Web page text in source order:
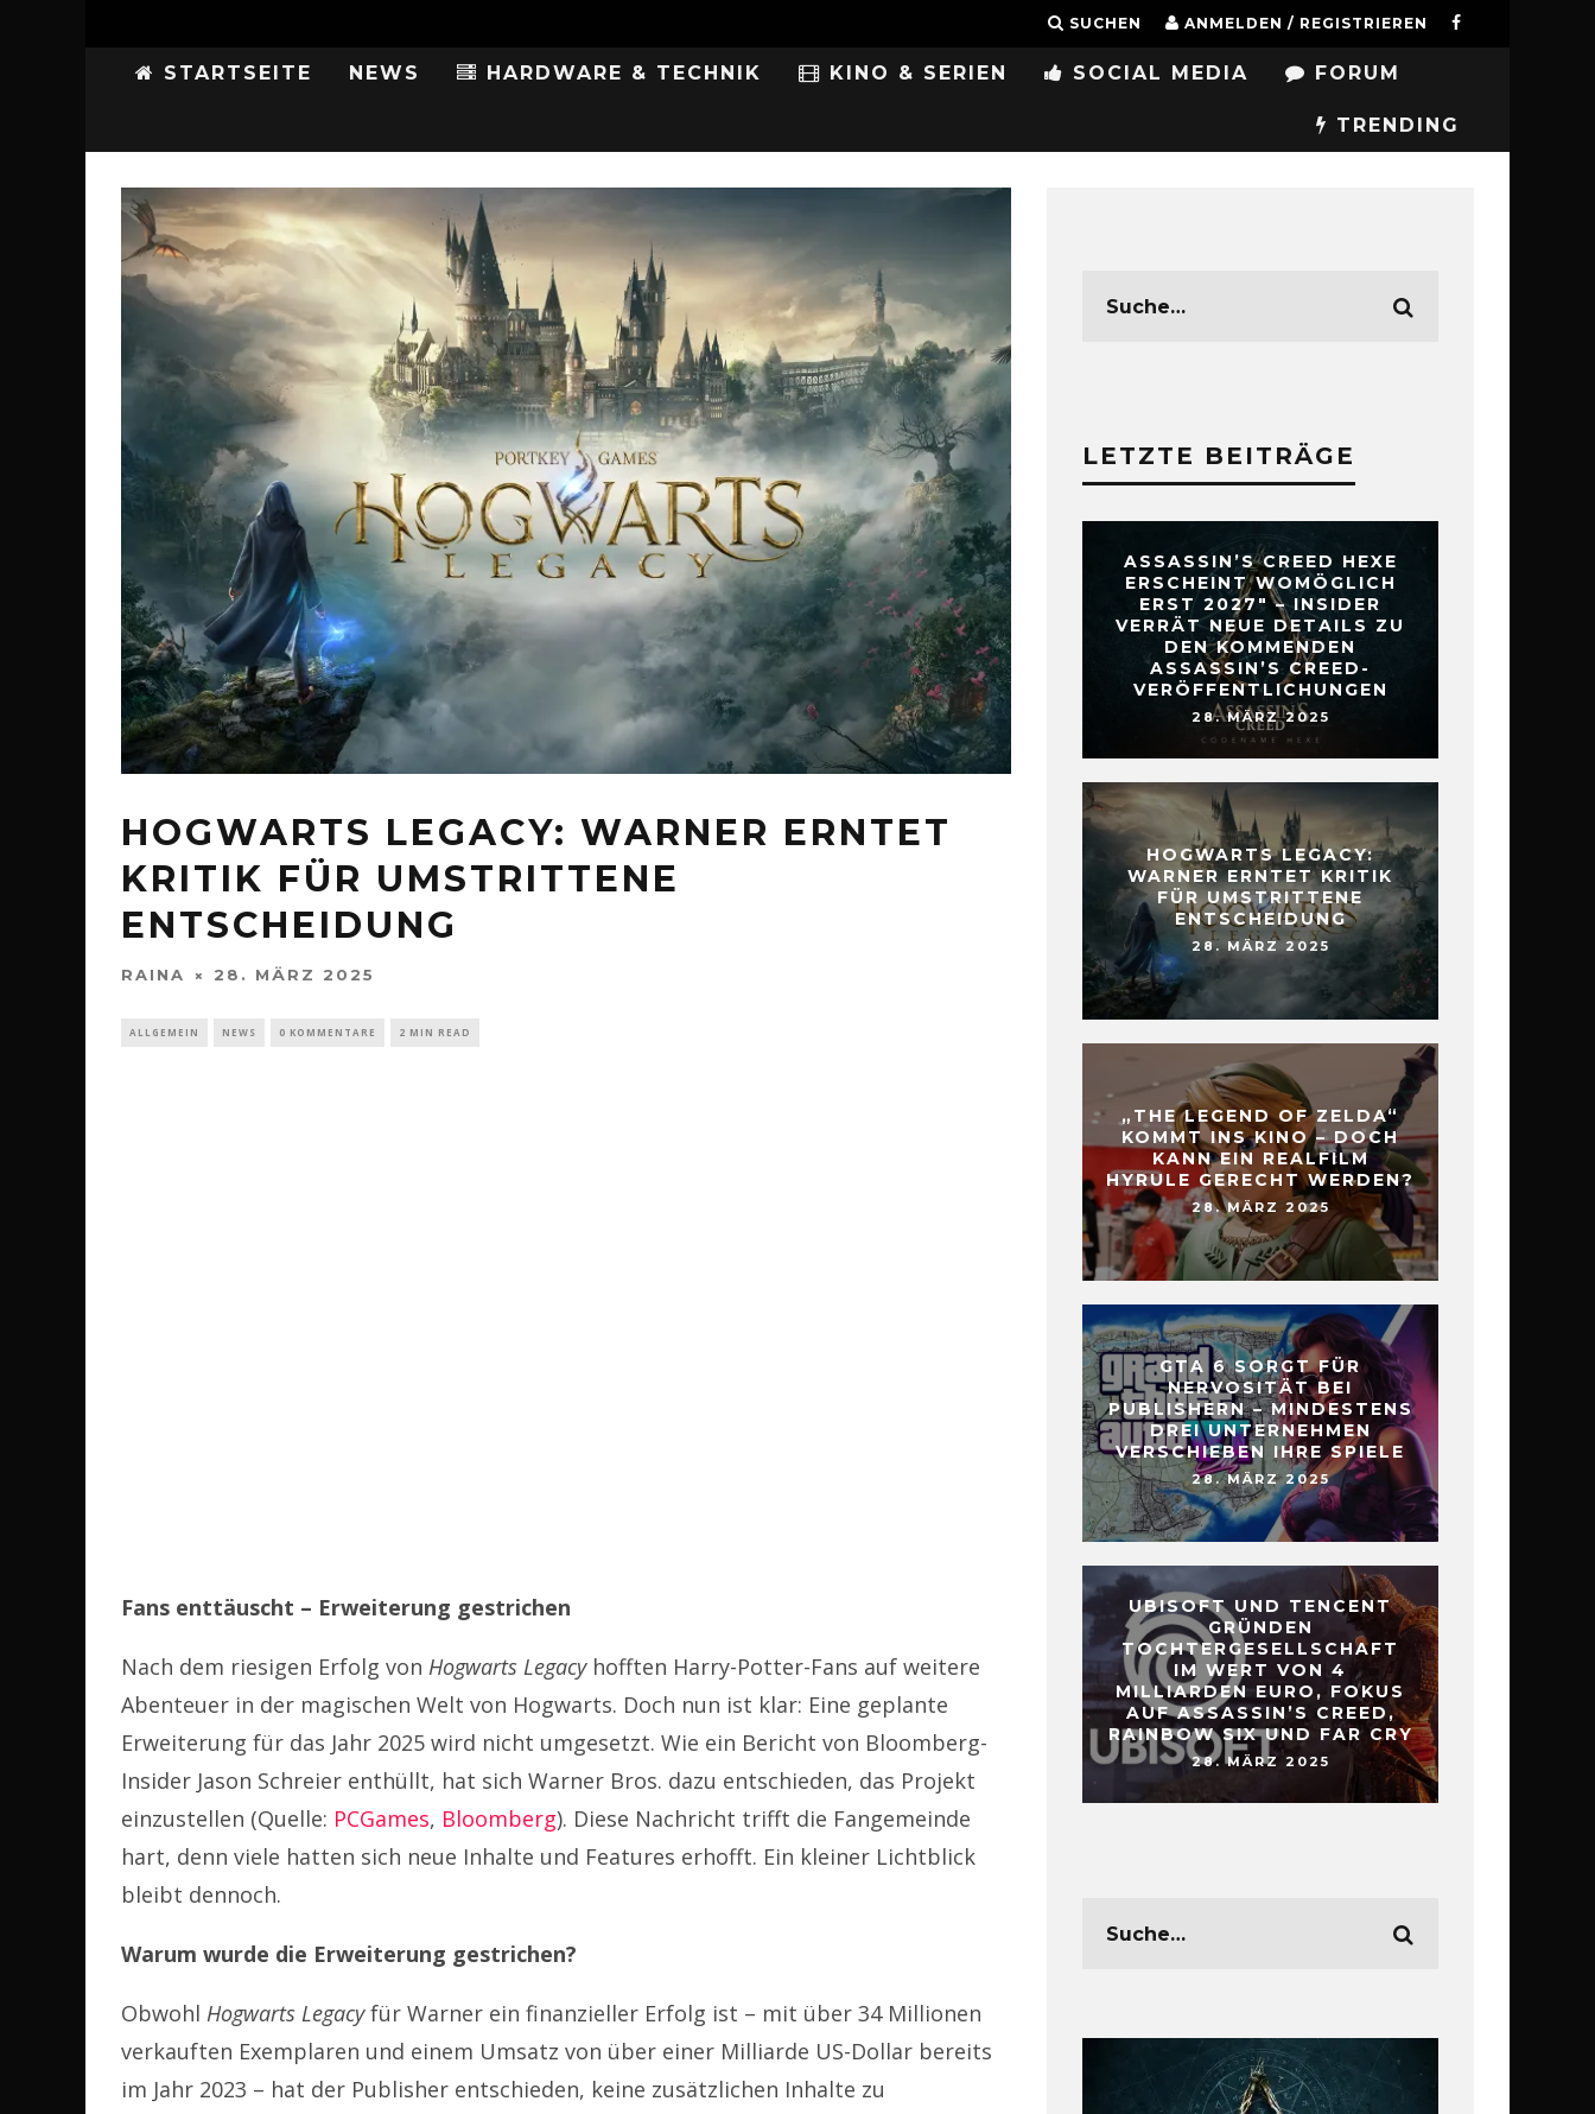
SUCHEN ANMELDEN / REGISTRIEREN
STARTSEITE NEWS HARDWARE & TECHNIK KINO & SERIEN SOCIAL MEDIA FORUM
TRENDING
HOGWARTS LEGACY: WARNER ERNTET
KRITIK FÜR UMSTRITTENE
ENTSCHEIDUNG
RAINA 28. MÄRZ 2025
ALLGEMEIN NEWS 0 KOMMENTARE 2 MIN READ
Fans enttäuscht – Erweiterung gestrichen
Nach dem riesigen Erfolg von Hogwarts Legacyhofften Harry-Potter-Fans auf weitere
Abenteuer in der magischen Welt von Hogwarts. Doch nun ist klar: Eine geplante
Erweiterung für das Jahr 2025 wird nicht umgesetzt. Wie ein Bericht von Bloomberg-
Insider Jason Schreier enthüllt, hat sich Warner Bros. dazu entschieden, das Projekt
einzustellen (Quelle: PCGames, Bloomberg). Diese Nachricht trifft die Fangemeinde
hart, denn viele hatten sich neue Inhalte und Features erhofft. Ein kleiner Lichtblick
bleibt dennoch.
Warum wurde die Erweiterung gestrichen?
Obwohl Hogwarts Legacyfür Warner ein finanzieller Erfolg ist – mit über 34 Millionen
verkauften Exemplaren und einem Umsatz von über einer Milliarde US-Dollar bereits
im Jahr 2023 – hat der Publisher entschieden, keine zusätzlichen Inhalte zu
LETZTE BEITRÄGE
ASSASSIN’S CREED HEXE
ERSCHEINT WOMÖGLICH
ERST 2027″ – INSIDER
VERRÄT NEUE DETAILS ZU
DEN KOMMENDEN
ASSASSIN’S CREED-
VERÖFFENTLICHUNGEN
28. MÄRZ 2025
HOGWARTS LEGACY:
WARNER ERNTET KRITIK
FÜR UMSTRITTENE
ENTSCHEIDUNG
28. MÄRZ 2025
„THE LEGEND OF ZELDA“
KOMMT INS KINO – DOCH
KANN EIN REALFILM
HYRULE GERECHT WERDEN?
28. MÄRZ 2025
GTA 6 SORGT FÜR
NERVOSITÄT BEI
PUBLISHERN – MINDESTENS
DREI UNTERNEHMEN
VERSCHIEBEN IHRE SPIELE
28. MÄRZ 2025
UBISOFT UND TENCENT
GRÜNDEN
TOCHTERGESELLSCHAFT
IM WERT VON 4
MILLIARDEN EURO, FOKUS
AUF ASSASSIN’S CREED,
RAINBOW SIX UND FAR CRY
28. MÄRZ 2025